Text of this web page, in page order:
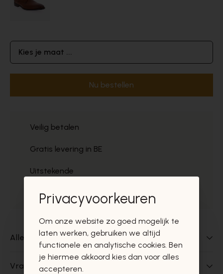
Kies je maat ...
Nu bestellen
Veilig betalen
Gratis levering in BE
Uitstekende
Gratis ophaal
Alles over dit product
Vragen over dit product?
Privacyvoorkeuren
Om onze website zo goed mogelijk te
laten werken, gebruiken we altijd
functionele en analytische cookies. Ben
je hiermee akkoord kies dan voor alles
accepteren.